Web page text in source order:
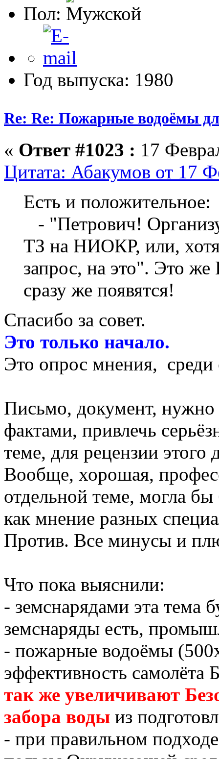
Пол:
Год выпуска: 1980
Re: Re: Пожарные водоёмы
« Ответ #1023 : 17
Цитата: Абакумов от 17
Есть и положительное:
- "Петрович!
ТЗ на НИОКР, или,
запрос, на это". Это
сразу же появятся!
Спасибо за совет.
Это только начало.
Это опрос мнения, среди
Письмо, документ, нужно
фактами, привлечь
теме, для рецензии этого
Вообще, хорошая,
отдельной теме, могла
как мнение разных
Против. Все минусы и
Что пока выяснили:
- земснарядами эта тема
земснаряды есть,
- пожарные водоёмы
эффективность самолёта
так же увеличивают
забора воды из
- при правильном